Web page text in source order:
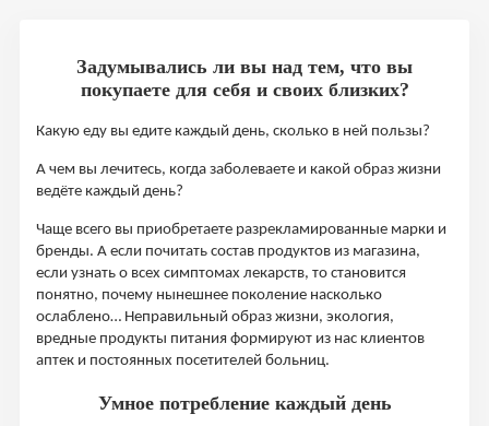
Задумывались ли вы над тем, что вы
покупаете для себя и своих близких?
Какую еду вы едите каждый день, сколько в ней пользы?
А чем вы лечитесь, когда заболеваете и какой образ жизни
ведёте каждый день?
Чаще всего вы приобретаете разрекламированные марки и
бренды. А если почитать состав продуктов из магазина,
если узнать о всех симптомах лекарств, то становится
понятно, почему нынешнее поколение насколько
ослаблено… Неправильный образ жизни, экология,
вредные продукты питания формируют из нас клиентов
аптек и постоянных посетителей больниц.
Умное потребление каждый день